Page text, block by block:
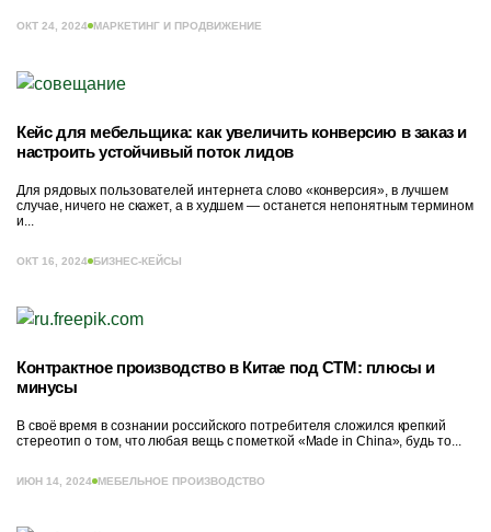
ОКТ 24, 2024 МАРКЕТИНГ И ПРОДВИЖЕНИЕ
Кейс для мебельщика: как увеличить конверсию в заказ и
настроить устойчивый поток лидов
Для рядовых пользователей интернета слово «конверсия», в лучшем
случае, ничего не скажет, а в худшем — останется непонятным термином
и...
ОКТ 16, 2024 БИЗНЕС-КЕЙСЫ
Контрактное производство в Китае под СТМ: плюсы и
минусы
В своё время в сознании российского потребителя сложился крепкий
стереотип о том, что любая вещь с пометкой «Made in China», будь то...
ИЮН 14, 2024 МЕБЕЛЬНОЕ ПРОИЗВОДСТВО